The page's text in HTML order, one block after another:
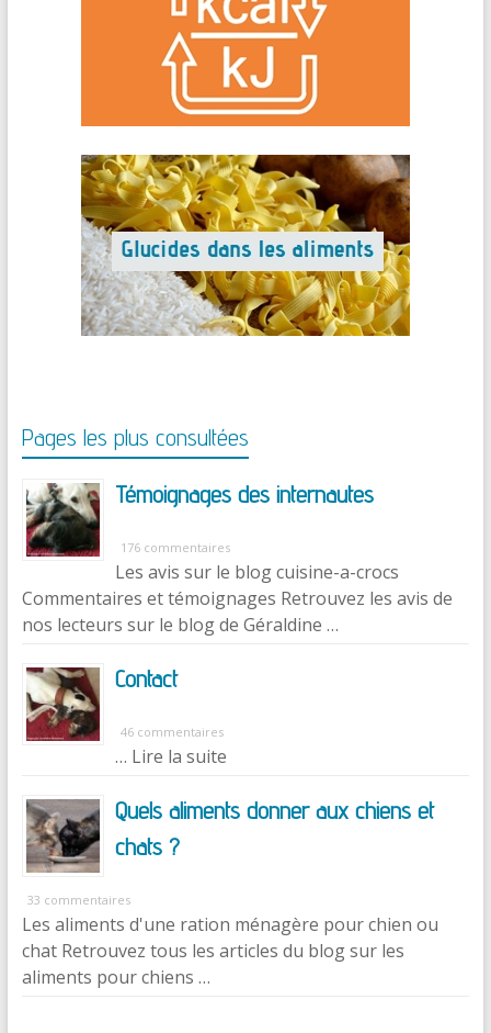
Pages les plus consultées
Témoignages des internautes
176 commentaires
Les avis sur le blog cuisine-a-crocs
Commentaires et témoignages Retrouvez les avis de
nos lecteurs sur le blog de Géraldine …
Contact
46 commentaires
… Lire la suite
Quels aliments donner aux chiens et
chats ?
33 commentaires
Les aliments d'une ration ménagère pour chien ou
chat Retrouvez tous les articles du blog sur les
aliments pour chiens …